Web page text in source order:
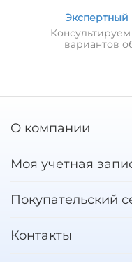
Экспертный
вариантов
О компании
Моя учетная
Покупательский
Контакты